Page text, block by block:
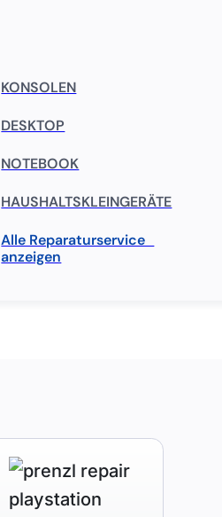
KONSOLEN
DESKTOP
NOTEBOOK
HAUSHALTSKLEINGERÄTE
Alle Reparaturservice
anzeigen